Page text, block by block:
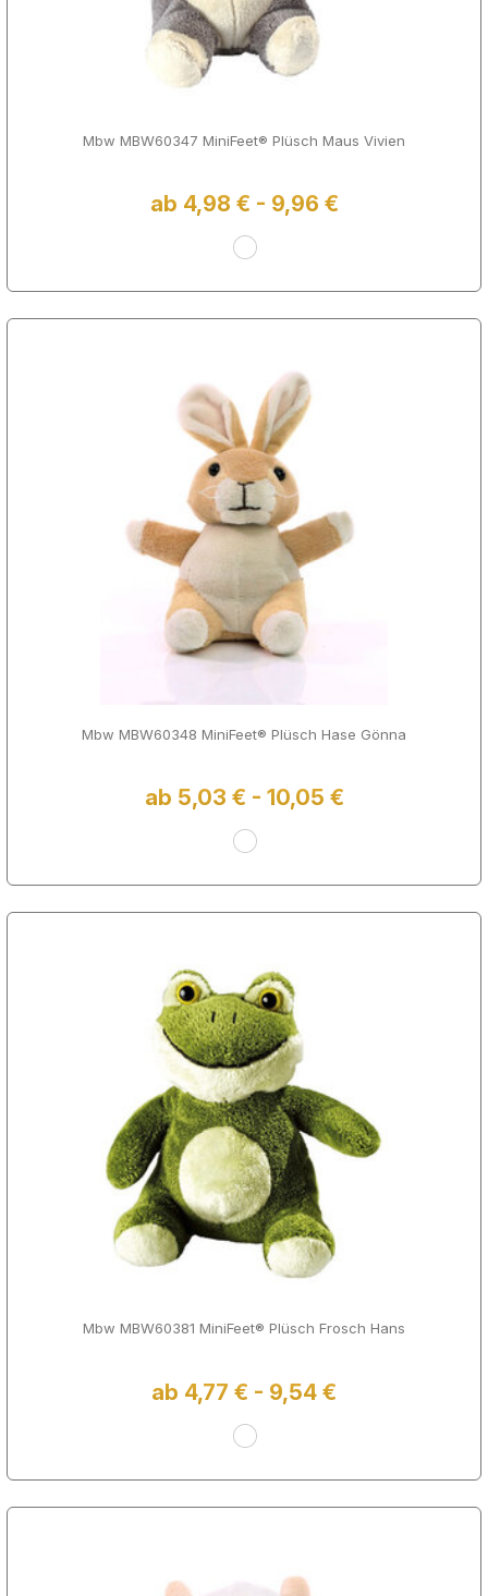
Mbw MBW60347 MiniFeet® Plüsch Maus Vivien
ab 4,98 € - 9,96 €
Mbw MBW60348 MiniFeet® Plüsch Hase Gönna
ab 5,03 € - 10,05 €
Mbw MBW60381 MiniFeet® Plüsch Frosch Hans
ab 4,77 € - 9,54 €